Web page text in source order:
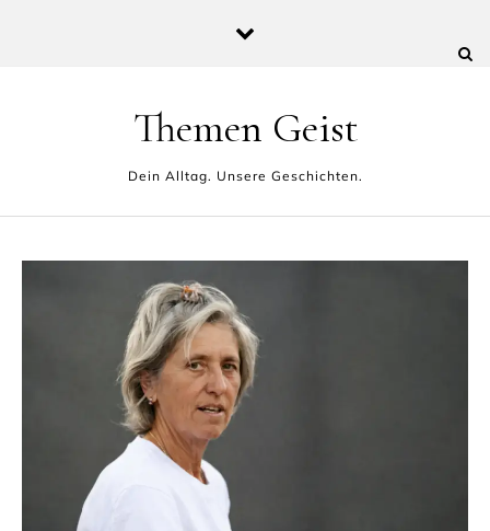
Themen Geist
Dein Alltag. Unsere Geschichten.